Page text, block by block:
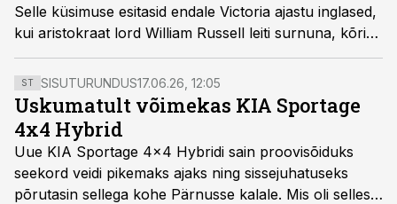
Selle küsimuse esitasid endale Victoria ajastu inglased,
kui aristokraat lord William Russell leiti surnuna, kõri
läbi lõigatud.
ST SISUTURUNDUS17.06.26, 12:05
Uskumatult võimekas KIA Sportage
4x4 Hybrid
Uue KIA Sportage 4x4 Hybridi sain proovisõiduks
seekord veidi pikemaks ajaks ning sissejuhatuseks
põrutasin sellega kohe Pärnusse kalale. Mis oli selles